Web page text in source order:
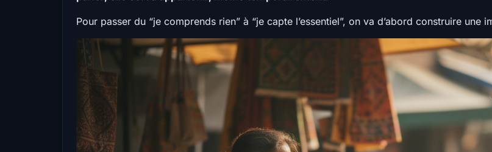
Pour passer du “je comprends rien” à “je capte l’essentiel”, on va d’abord construire une